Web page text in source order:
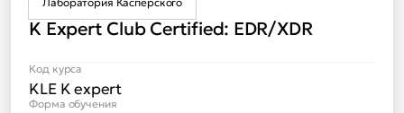
K Expert Club Certified: EDR/XDR
Код курса
KLE K expert
Форма обучения